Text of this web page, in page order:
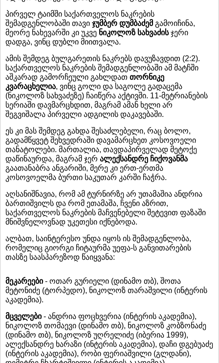
პირველ ტაიმში საქართველოს ნაკრების
შემადგენლობაში თავი ჯუმბერ დუმბაძემ გამოიჩინა,
მეორე ნახევარში კი უკვე ნიკოლოზ სახვაძისჯერი
დადგა, ვინც დუბლი მიითვალა.
ამის შემდეგ ბულგარეთის ნაკრებს დავუზავდით (2:2).
საქართველოს ნაკრების შემადგენლობაში ამ მატჩში
აშკარად გამორჩეული გახლდათ თორნიკე
კვარაცხელია, ვინც გოლი და საგოლე გადაცემა
(ნიკოლოზ სახვაძეზე) ჩაიწერა აქტივში. 11-მეტრიანების
სერიაში დავმარცხდით, მაგრამ ამან ხელი არ
შეგვიშალა პირველი ადგილის დაკავებაში.
ეს კი მას შემდეგ გახდა შესაძლებელი, რაც ბოლო,
გადამწყვეტ შეხვედრაში დავამარცხეთ კოსოვოელი
თანატოლები. მართალია, თავდაპირველად მეტოქე
დაწინაურდა, მაგრამ ჯერ ალექსანდრე ჩიქოვანმა
გაათანაბრა ანგარიში, მერე კი ერთ-ერთმა
კოსოვოელმა ბურთი საკუთარ კარში ჩაჭრა.
აღსანიშნავია, რომ ამ ტურნირზე არ უთამაშია ანდრია
ბართიშვილს და რომ ეთამაშა, ჩვენი აზრით,
საქართველოს ნაკრების მაჩვენებელი შეტევით ფაზაში
მნიშვნელოვნად უკეთესი იქნებოდა.
ალბათ, საინტერესო უნდა იყოს ის შემადგენლობა,
რომელიც გიორგი ჩიტაურმა უეფა-ს განვითარების
თასზე საასპარეზოდ წაიყვანა:
მეკარეები- ოთარ გურიელი (დინამო თბ), შოთა
მეტონიძე (ტორპედო), ნიკოლოზ თარაშვილი (ინტერის
აკადემია).
მცველები- ანდრია ფოცხვერია (ინტერის აკადემია),
ნიკოლოზ თომაევი (დინამო თბ), ნიკოლოზ კობზონაძე
(დინამო თბ), ნიკოლოზ უღრელიძე (იბერია 1999),
ალექსანდრე ხარაზი (ინტერის აკადემია), დაჩი დგებუაძე
(ინტერის აკადემია), რობი ფერიაშვილი (გლდანი),